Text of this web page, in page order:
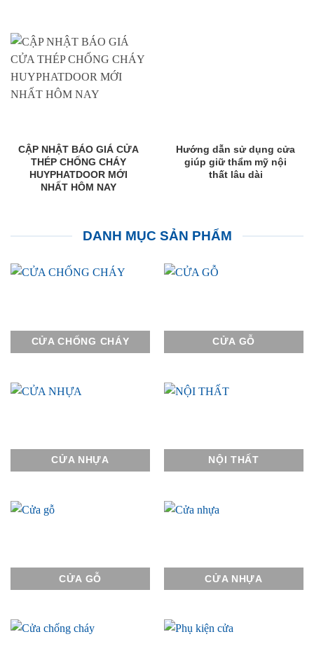
CẬP NHẬT BÁO GIÁ CỬA
THÉP CHỐNG CHÁY
HUYPHATDOOR MỚI
NHẤT HÔM NAY
Hướng dẫn sử dụng cửa
giúp giữ thẩm mỹ nội
thất lâu dài
DANH MỤC SẢN PHẨM
CỬA CHỐNG CHÁY CỬA GỖ
CỬA NHỰA NỘI THẤT
CỬA GỖ CỬA NHỰA